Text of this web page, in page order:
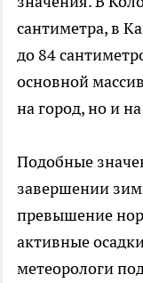
сантиметра, в
до 84
основной
на город, но и
Подобные
завершении
превышение
активные
метеорологи